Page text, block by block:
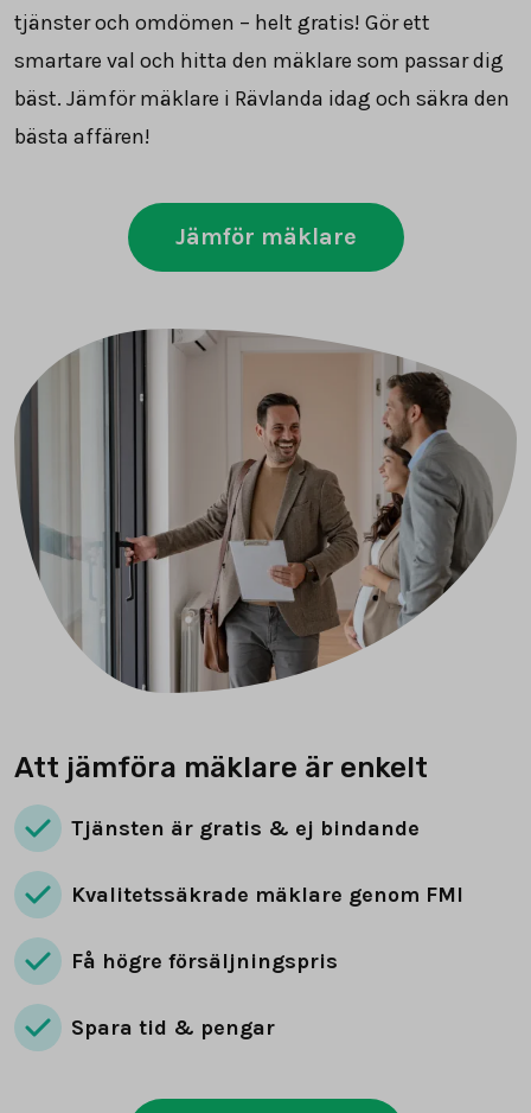
tjänster och omdömen – helt gratis! Gör ett
smartare val och hitta den mäklare som passar dig
bäst. Jämför mäklare i Rävlanda idag och säkra den
bästa affären!
Jämför mäklare
Att jämföra mäklare är enkelt
Tjänsten är gratis & ej bindande
Kvalitetssäkrade mäklare genom FMI
Få högre försäljningspris
Spara tid & pengar